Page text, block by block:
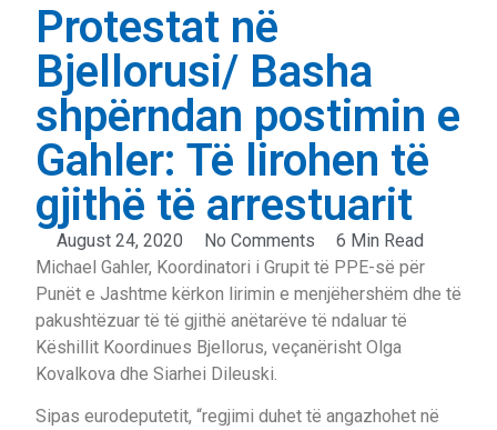
Protestat në
Bjellorusi/ Basha
shpërndan postimin e
Gahler: Të lirohen të
gjithë të arrestuarit
August 24, 2020 No Comments
6 Min Read
Michael Gahler, Koordinatori i Grupit të PPE-së për
Punët e Jashtme kërkon lirimin e menjëhershëm dhe të
pakushtëzuar të të gjithë anëtarëve të ndaluar të
Këshillit Koordinues Bjellorus, veçanërisht Olga
Kovalkova dhe Siarhei Dileuski.
Sipas eurodeputetit, “regjimi duhet të angazhohet në